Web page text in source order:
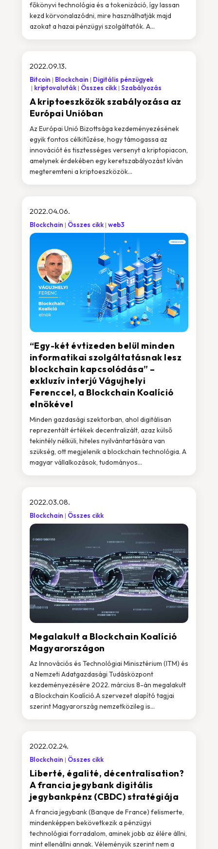
főkönyvi technológia és a tokenizáció, így lassan
kezd körvonalazódni, mire használhatják majd
azokat a hazai pénzügyi szolgáltatók. A...
A kriptoeszközök szabályozása az
Európai Unióban
2022.09.13.
Bitcoin Blockchain
Digitális pénzügyek
kriptovaluták
Összes cikk Szabályozás
Az Európai Unió Bizottsága kezdeményezésének
egyik fontos célkitűzése, hogy támogassa az
innovációt és tisztességes versenyt a kriptopiacon,
amelynek érdekében egy keretszabályozást kíván
megteremteni a kriptoeszközök...
“Egy-két évtizeden belül minden
informatikai szolgáltatásnak lesz
blockchain kapcsolódása” –
exkluzív interjú Vágujhelyi
Ferenccel, a Blockchain Koalíció
elnökével
2022.04.06.
Blockchain Összes cikk web3
Minden gazdasági szektorban, ahol digitálisan
reprezentált értékek decentralizált, azaz külső
tekintély nélküli, hiteles nyilvántartására van
szükség, ott megjelenik a blockchain technológia. A
magyar vállalkozások, tudományos...
Megalakult a Blockchain Koalíció
Magyarországon
2022.03.08.
Blockchain Összes cikk
Az Innovációs és Technológiai Minisztérium (ITM) és
a Nemzeti Adatgazdasági Tudásközpont
kezdeményezésére 2022. március 8-án megalakult
a Blockchain Koalíció.A szervezet alapító tagjai
szerint Magyarország nemzetközileg is...
Liberté, égalité, décentralisation?
A francia jegybank digitális
jegybankpénz (CBDC) stratégiája
2022.02.24.
Blockchain Összes cikk
A francia jegybank (Banque de France) felismerte,
mindenképpen bekövetkezik a pénzügyi
technológiai forradalom, aminek jobb az élére állni,
mint ellenállni annak. Véleményük szerint nem a